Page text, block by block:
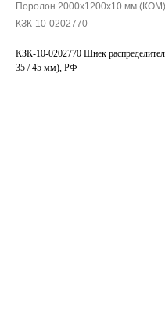
Поролон 2000х1200х10 мм (КОМ)
КЗК-10-0202770
КЗК-10-0202770 Шнек
35 / 45 мм), РФ